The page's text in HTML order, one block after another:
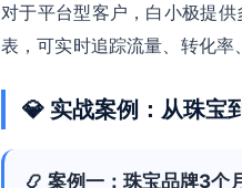
对于平台型客户，白小极提
表，可实时追踪流量、转化率
💎 实战案例：从珠宝
📿 案例一：珠宝品牌3个